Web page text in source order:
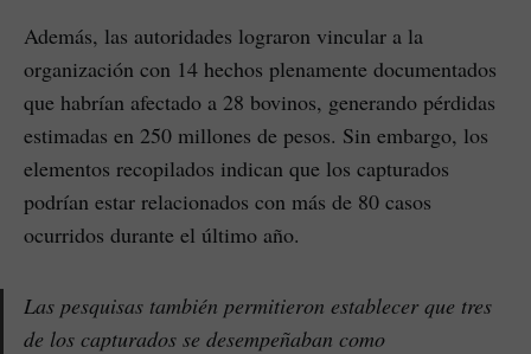
Además, las autoridades lograron vincular a la
organización con 14 hechos plenamente documentados
que habrían afectado a 28 bovinos, generando pérdidas
estimadas en 250 millones de pesos. Sin embargo, los
elementos recopilados indican que los capturados
podrían estar relacionados con más de 80 casos
ocurridos durante el último año.
Las pesquisas también permitieron establecer que tres
de los capturados se desempeñaban como